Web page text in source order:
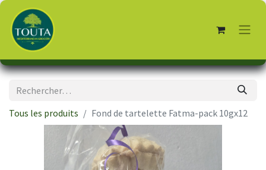
Tous les produits Fond de tartelette Fatma-pack 10gx12